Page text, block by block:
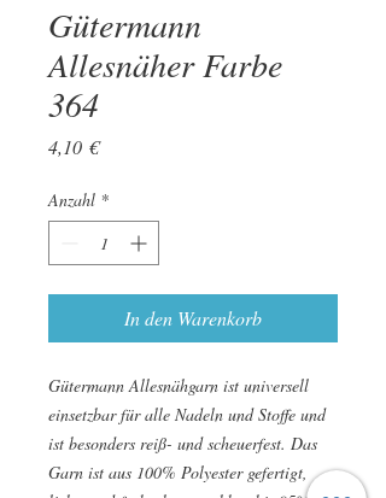
Gütermann
Allesnäher Farbe
364
4,10 €Preis
Anzahl *
In den Warenkorb
Gütermann Allesnähgarn ist universell
einsetzbar für alle Nadeln und Stoffe und
ist besonders reiß- und scheuerfest. Das
Garn ist aus 100% Polyester gefertigt,